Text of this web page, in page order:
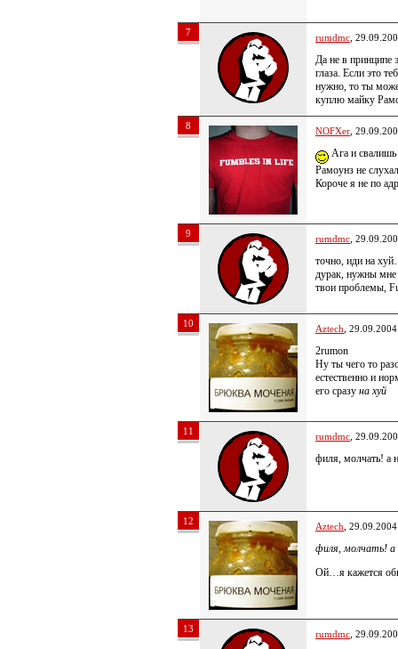
7 rumdmc ,
Да не в принципе
глаза. Если это
нужно, то ты
куплю майку
8 NOFXer ,
Ага и свалишь
Рамоунз не
Короче я не по
9 rumdmc ,
точно, иди на
дурак, нужны мне
твои проблемы,
10 Aztech ,
2rumon
Ну ты чего то
естественно и
его сразу на хуй
11 rumdmc ,
филя, молчать! а
12 Aztech ,
филя, молчать!
Ой…я кажется
13 rumdmc ,